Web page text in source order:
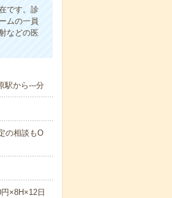
です。診
ムの一員
などの医
駅から---分
の相談もO
×8H×12日